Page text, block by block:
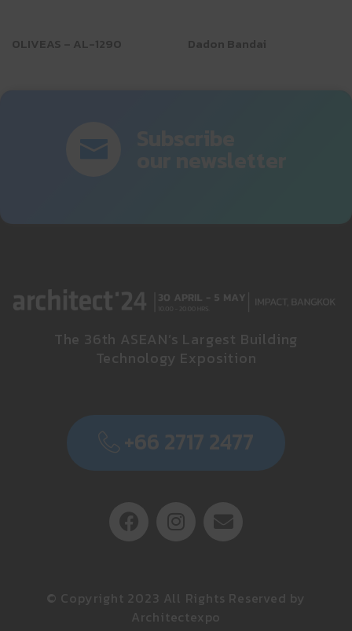
OLIVEAS – AL-1290 Dadon Bandai
The 36th ASEAN’s Largest Building
Technology Exposition
+66 2717 2477
© Copyright 2023 All Rights Reserved by
Architectexpo